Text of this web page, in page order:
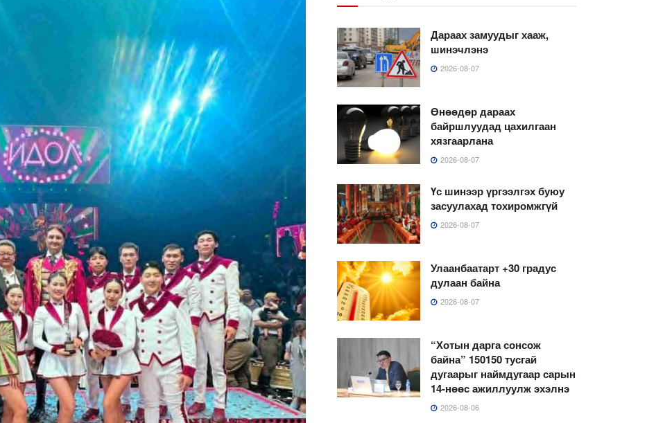
Дараах замуудыг хааж,
шинэчлэнэ
2026-08-07
Өнөөдөр дараах
байршлуудад цахилгаан
хязгаарлана
2026-08-07
Үс шинээр үргээлгэх буюу
засуулахад тохиромжгүй
2026-08-07
Улаанбаатарт +30 градус
дулаан байна
2026-08-07
“Хотын дарга сонсож
байна” 150150 тусгай
дугаарыг наймдугаар сарын
14-нөөс ажиллуулж эхэлнэ
2026-08-06